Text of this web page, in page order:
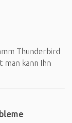
Thunderbird
man kann Ihn